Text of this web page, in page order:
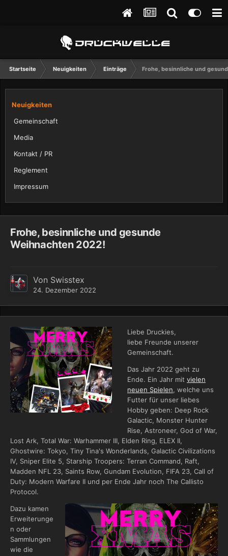
Startseite Neuigkeiten Einträge Frohe, besinnliche und
Neuigkeiten
Gemeinschaft
Media
Kontakt / PR
Reglement
Impressum
Frohe, besinnliche und gesunde
Weihnachten 2022!
Von Swisstex
24. Dezember 2022
Liebe Druckies,
liebe Freunde unserer
Gemeinschaft.
Das Jahr 2022 geht zu
Ende. Ein Jahr mit vielen
neuen Spielen, welche uns
Futter für unser liebes
Hobby geben: Deep Rock
Galactic, Monster Hunter
Rise, Astroneer, God of War,
Lost Ark, Total War: Warhammer III, Elden Ring, ELEX II,
Ghostwire: Tokyo, Tiny Tina's Wonderlands, Galactic Civilizations
IV, Sniper Elite 5, Starship Troopers: Terran Command, Raft,
Madden NFL 23, Saints Row, Gundam Evolution, FIFA 23, Call of
Duty: Modern Warfare II und per Ende Jahr noch The Callisto
Protocol.
Dazu kamen
Erweiterunge
n oder
Sammlungen
wie die